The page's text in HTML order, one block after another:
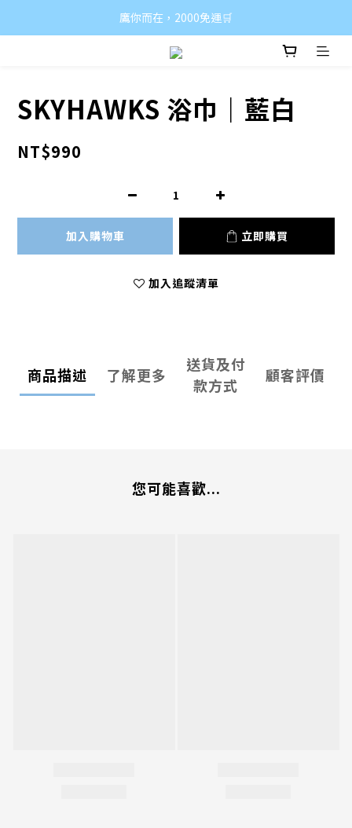
鷹你而在，2000免運🛒
SKYHAWKS 浴巾｜藍白
NT$990
加入購物車 立即購買
加入追蹤清單
商品描述 了解更多
送貨及付
款方式
顧客評價
您可能喜歡...